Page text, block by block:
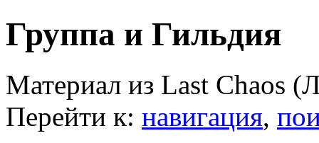
Группа и Гильдия
Материал из Last Chaos
Перейти к: навигация,